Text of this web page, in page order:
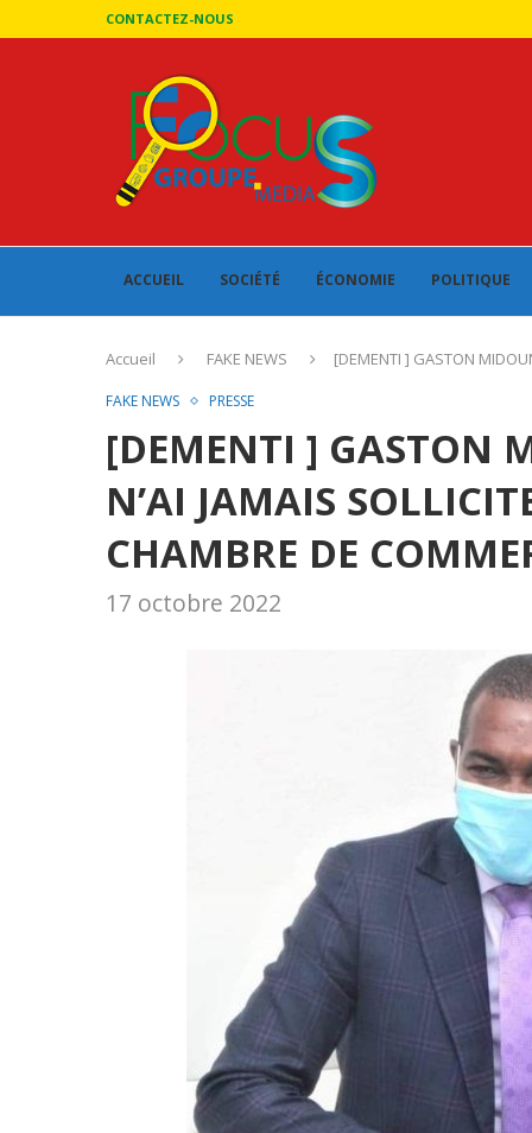
CONTACTEZ-NOUS
ACCUEIL SOCIÉTÉ ÉCONOMIE POLITIQUE
Accueil FAKE NEWS [DEMENTI ] GASTON
FAKE NEWS PRESSE
[DEMENTI ] GASTON
N’AI JAMAIS
CHAMBRE DE
17 octobre 2022